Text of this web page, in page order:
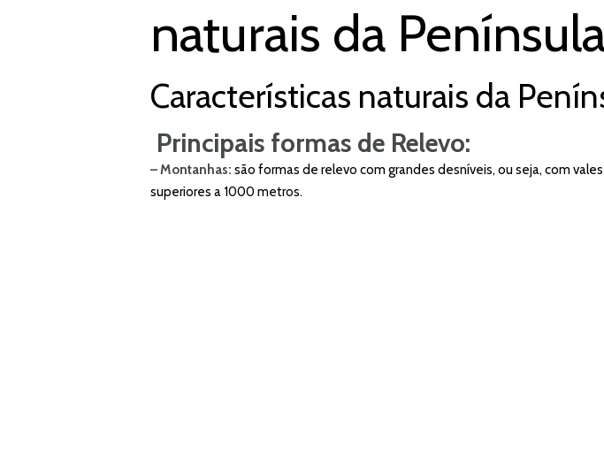
naturais da
Características naturais da
Principais formas de Relevo:
– Montanhas: são formas de relevo com grandes desníveis, ou seja, com
superiores a 1000 metros.